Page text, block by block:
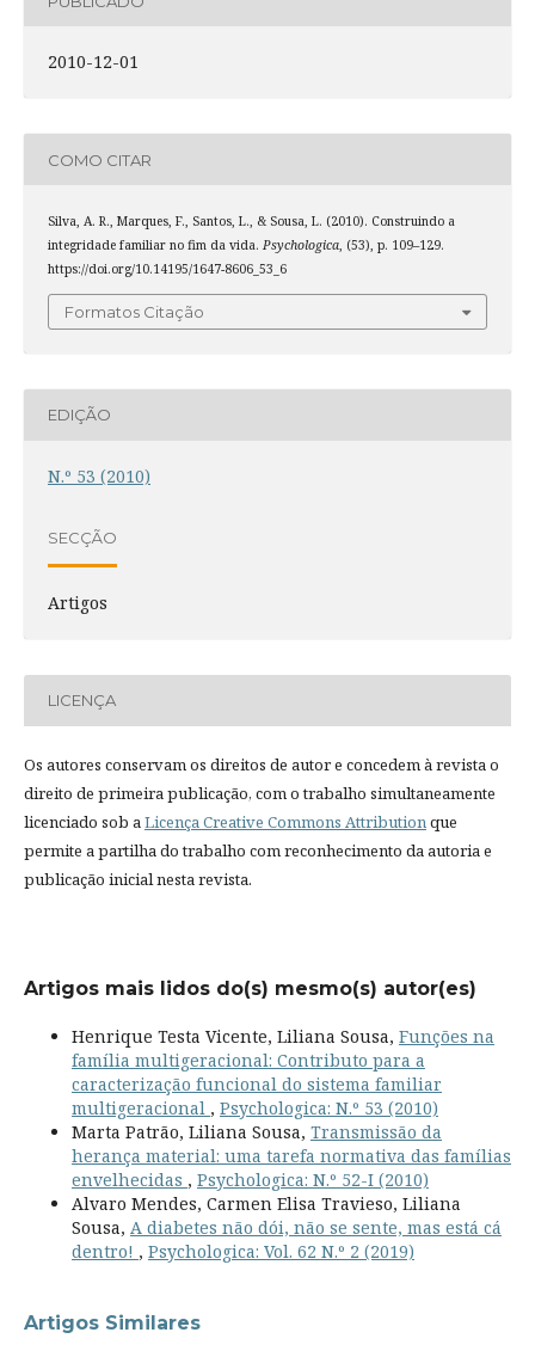
2010-12-01
COMO CITAR
Silva, A. R., Marques, F., Santos, L., & Sousa, L. (2010). Construindo a
integridade familiar no fim da vida. Psychologica, (53), p. 109–129.
https://doi.org/10.14195/1647-8606_53_6
Formatos Citação
EDIÇÃO
N.º 53 (2010)
SECÇÃO
Artigos
LICENÇA
Os autores conservam os direitos de autor e concedem à revista o
direito de primeira publicação, com o trabalho simultaneamente
licenciado sob aLicença Creative Commons Attributionque
permite a partilha do trabalho com reconhecimento da autoria e
publicação inicial nesta revista.
Artigos mais lidos do(s) mesmo(s) autor(es)
Henrique Testa Vicente, Liliana Sousa, Funções na
família multigeracional: Contributo para a
caracterização funcional do sistema familiar
multigeracional , Psychologica: N.º 53 (2010)
Marta Patrão, Liliana Sousa, Transmissão da
herança material: uma tarefa normativa das famílias
envelhecidas , Psychologica: N.º 52-I (2010)
Alvaro Mendes, Carmen Elisa Travieso, Liliana
Sousa, A diabetes não dói, não se sente, mas está cá
dentro! , Psychologica: Vol. 62 N.º 2 (2019)
Artigos Similares